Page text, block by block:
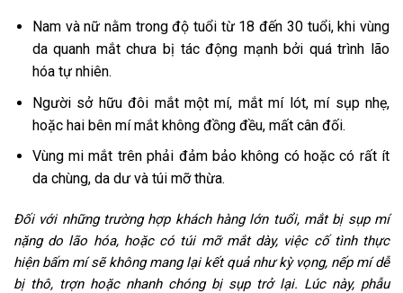
Nam và nữ nằm trong độ tuổi từ 18 đến 30 tuổi, khi vùng
da quanh mắt chưa bị tác động mạnh bởi quá trình lão
hóa tự nhiên.
Người sở hữu đôi mắt một mí, mắt mí lót, mí sụp nhẹ,
hoặc hai bên mí mắt không đồng đều, mất cân đối.
Vùng mi mắt trên phải đảm bảo không có hoặc có rất ít
da chùng, da dư và túi mỡ thừa.
Đối với những trường hợp khách hàng lớn tuổi, mắt bị sụp mí
nặng do lão hóa, hoặc có túi mỡ mắt dày, việc cố tình thực
hiện bấm mí sẽ không mang lại kết quả như kỳ vọng, nếp mí dễ
bị thô, trợn hoặc nhanh chóng bị sụp trở lại. Lúc này, phẫu